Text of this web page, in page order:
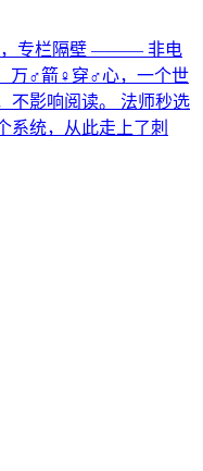
，专栏隔壁 ——— 非电
万♂箭♀穿♂心，一个世
不影响阅读。 法师秒选
系统，从此走上了刺